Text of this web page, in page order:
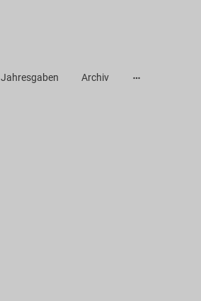
Jahresgaben Archiv